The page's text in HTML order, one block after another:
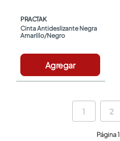
PRACTAK
Cinta Antideslizante Negra
Amarillo/Negro
Agregar
1 2
Página 1